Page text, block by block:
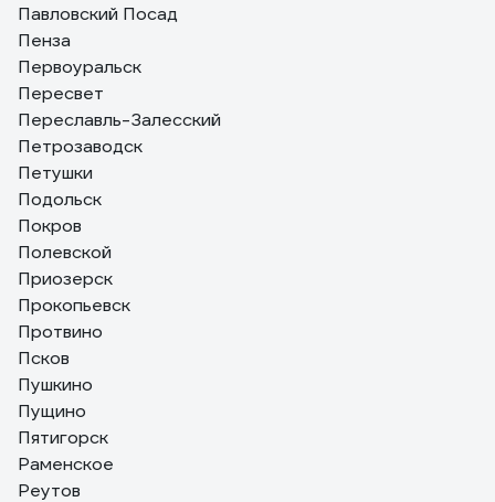
Павловский Посад
Пенза
Первоуральск
Пересвет
Переславль-Залесский
Петрозаводск
Петушки
Подольск
Покров
Полевской
Приозерск
Прокопьевск
Протвино
Псков
Пушкино
Пущино
Пятигорск
Раменское
Реутов